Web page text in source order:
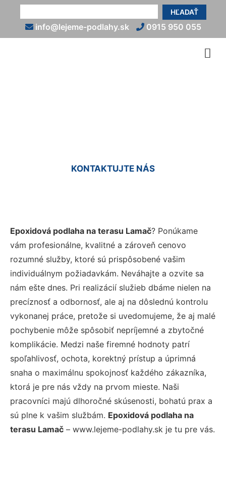
HĽADAŤ
info@lejeme-podlahy.sk 0915 950 055
KONTAKTUJTE NÁS
Epoxidová podlaha na terasu Lamač? Ponúkame
vám profesionálne, kvalitné a zároveň cenovo
rozumné služby, ktoré sú prispôsobené vašim
individuálnym požiadavkám. Neváhajte a ozvite sa
nám ešte dnes. Pri realizácií služieb dbáme nielen na
precíznosť a odbornosť, ale aj na dôslednú kontrolu
vykonanej práce, pretože si uvedomujeme, že aj malé
pochybenie môže spôsobiť nepríjemné a zbytočné
komplikácie. Medzi naše firemné hodnoty patrí
spoľahlivosť, ochota, korektný prístup a úprimná
snaha o maximálnu spokojnosť každého zákazníka,
ktorá je pre nás vždy na prvom mieste. Naši
pracovníci majú dlhoročné skúsenosti, bohatú prax a
sú plne k vašim službám. Epoxidová podlaha na
terasu Lamač – www.lejeme-podlahy.sk je tu pre vás.